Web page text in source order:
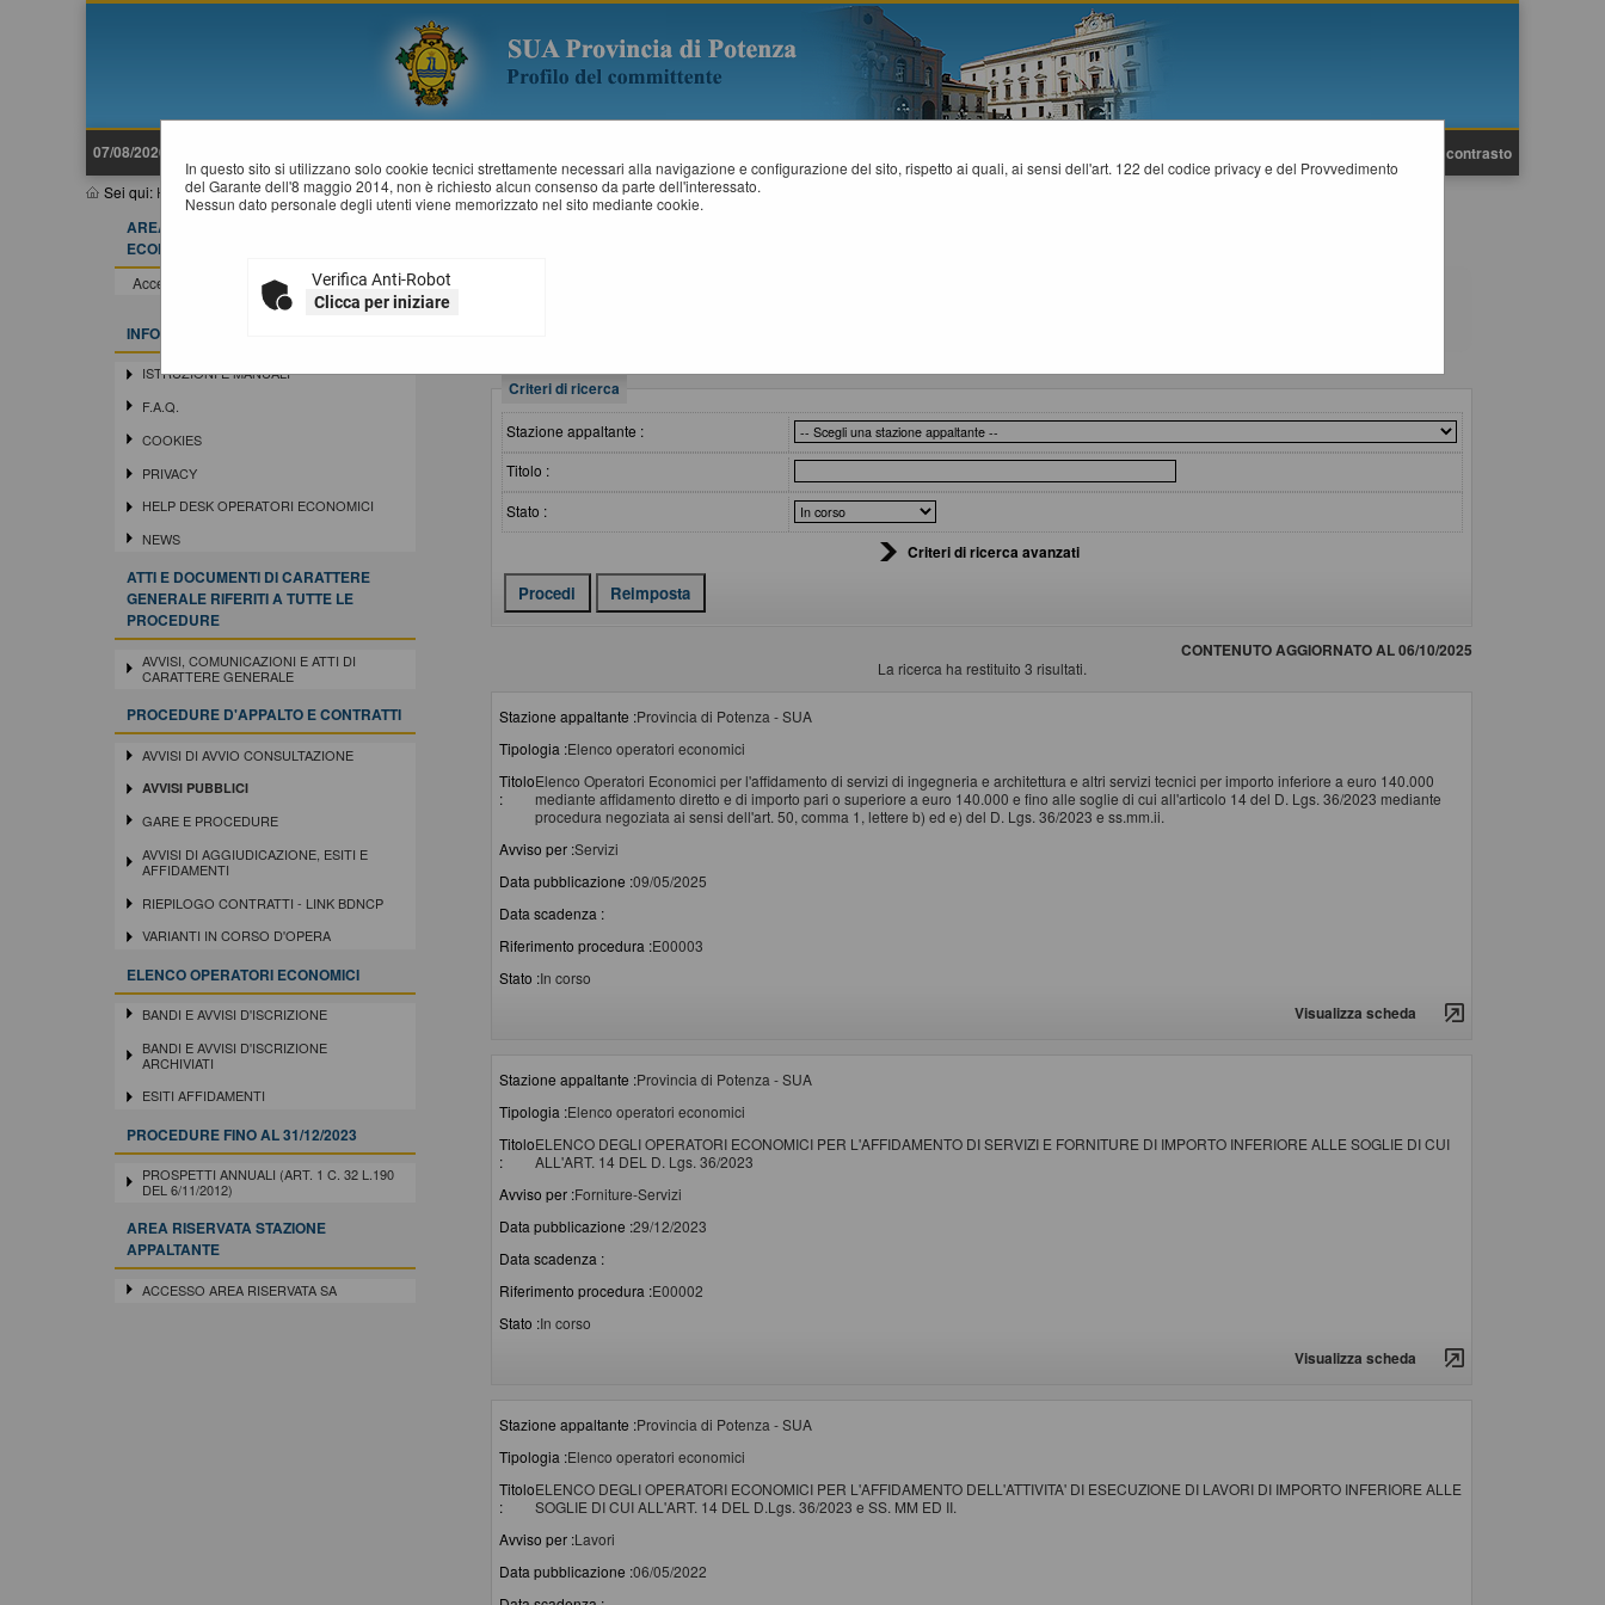
07/08/2026 23:23 Alto contrasto
Sei qui: Home»Procedure d'appalto e contratti» Avvisi pubblici
In questo sito si utilizzano solo cookie tecnici strettamente necessari alla navigazione e configurazione del sito, rispetto ai quali, ai sensi dell'art. 122 del codice privacy e del Provvedimento
del Garante dell'8 maggio 2014, non è richiesto alcun consenso da parte dell'interessato.
Nessun dato personale degli utenti viene memorizzato nel sito mediante cookie.
Verifica Anti-Robot
Clicca per iniziare
AREA RISERVATA OPERATORE
ECONOMICO
Accedi - Registrati
INFORMAZIONI
ISTRUZIONI E MANUALI
F.A.Q.
COOKIES
PRIVACY
HELP DESK OPERATORI ECONOMICI
NEWS
ATTI E DOCUMENTI DI CARATTERE
GENERALE RIFERITI A TUTTE LE
PROCEDURE
AVVISI, COMUNICAZIONI E ATTI DI
CARATTERE GENERALE
PROCEDURE D'APPALTO E CONTRATTI
AVVISI DI AVVIO CONSULTAZIONE
AVVISI PUBBLICI
GARE E PROCEDURE
AVVISI DI AGGIUDICAZIONE, ESITI E
AFFIDAMENTI
RIEPILOGO CONTRATTI - LINK BDNCP
VARIANTI IN CORSO D'OPERA
ELENCO OPERATORI ECONOMICI
BANDI E AVVISI D'ISCRIZIONE
BANDI E AVVISI D'ISCRIZIONE
ARCHIVIATI
ESITI AFFIDAMENTI
PROCEDURE FINO AL 31/12/2023
PROSPETTI ANNUALI (ART. 1 C. 32 L.190
DEL 6/11/2012)
AREA RISERVATA STAZIONE
APPALTANTE
ACCESSO AREA RISERVATA SA
Criteri di ricerca
Stazione appaltante :
Titolo :
Stato :
Criteri di ricerca avanzati
CONTENUTO AGGIORNATO AL 06/10/2025
La ricerca ha restituito 3 risultati.
Stazione appaltante :Provincia di Potenza - SUA
Tipologia :Elenco operatori economici
Titolo
:
Elenco Operatori Economici per l'affidamento di servizi di ingegneria e architettura e altri servizi tecnici per importo inferiore a euro 140.000
mediante affidamento diretto e di importo pari o superiore a euro 140.000 e fino alle soglie di cui all'articolo 14 del D. Lgs. 36/2023 mediante
procedura negoziata ai sensi dell'art. 50, comma 1, lettere b) ed e) del D. Lgs. 36/2023 e ss.mm.ii.
Avviso per :Servizi
Data pubblicazione :09/05/2025
Data scadenza :
Riferimento procedura :E00003
Stato :In corso
Visualizza scheda
Stazione appaltante :Provincia di Potenza - SUA
Tipologia :Elenco operatori economici
Titolo
:
ELENCO DEGLI OPERATORI ECONOMICI PER L'AFFIDAMENTO DI SERVIZI E FORNITURE DI IMPORTO INFERIORE ALLE SOGLIE DI CUI
ALL'ART. 14 DEL D. Lgs. 36/2023
Avviso per :Forniture-Servizi
Data pubblicazione :29/12/2023
Data scadenza :
Riferimento procedura :E00002
Stato :In corso
Visualizza scheda
Stazione appaltante :Provincia di Potenza - SUA
Tipologia :Elenco operatori economici
Titolo
:
ELENCO DEGLI OPERATORI ECONOMICI PER L'AFFIDAMENTO DELL'ATTIVITA' DI ESECUZIONE DI LAVORI DI IMPORTO INFERIORE ALLE
SOGLIE DI CUI ALL'ART. 14 DEL D.Lgs. 36/2023 e SS. MM ED II.
Avviso per :Lavori
Data pubblicazione :06/05/2022